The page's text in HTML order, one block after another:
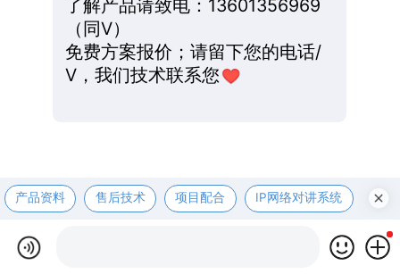
了解产品请致电：13601356969
（同V）
免费方案报价；请留下您的电话/
V，我们技术联系您
产品资料 售后技术 项目配合 IP网络对讲系统 医